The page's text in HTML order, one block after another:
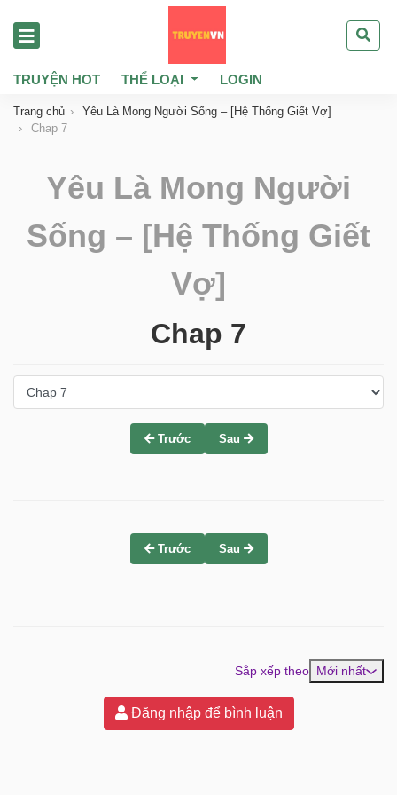
TRUYỆN HOT THỂ LOẠI LOGIN
Trang chủ
Yêu Là Mong Người Sống – [Hệ Thống Giết Vợ]
Chap 7
Yêu Là Mong Người
Sống – [Hệ Thống Giết
Vợ]
Chap 7
Trước Sau
Trước Sau
Sắp xếp theo Mới nhất
Đăng nhập để bình luận